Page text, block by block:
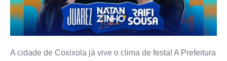
A cidade de Coxixola já vive o clima de festa! A Prefeitura